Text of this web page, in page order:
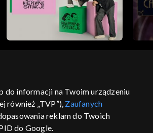
usług
do informacji na Twoim urządzeniu
również „TVP”), Zaufanych
reklam do Twoich
do Google.